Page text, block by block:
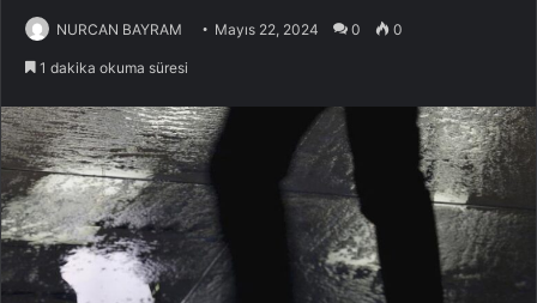
NURCAN BAYRAM Mayıs 22, 2024 0 0
1 dakika okuma süresi